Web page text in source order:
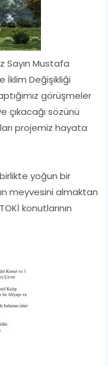
Sayın Mustafa
İklim Değişikliği
görüşmeler
çıkacağı sözünü
projemiz hayata
birlikte yoğun bir
meyvesini almaktan
konutlarının